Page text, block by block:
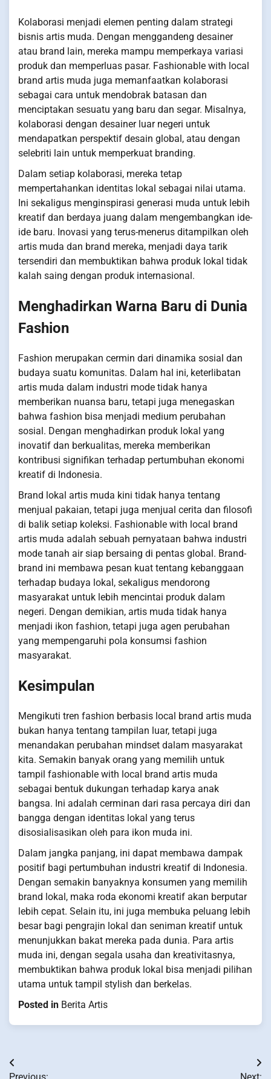
Kolaborasi menjadi elemen penting dalam strategi
bisnis artis muda. Dengan menggandeng desainer
atau brand lain, mereka mampu memperkaya variasi
produk dan memperluas pasar. Fashionable with local
brand artis muda juga memanfaatkan kolaborasi
sebagai cara untuk mendobrak batasan dan
menciptakan sesuatu yang baru dan segar. Misalnya,
kolaborasi dengan desainer luar negeri untuk
mendapatkan perspektif desain global, atau dengan
selebriti lain untuk memperkuat branding.
Dalam setiap kolaborasi, mereka tetap
mempertahankan identitas lokal sebagai nilai utama.
Ini sekaligus menginspirasi generasi muda untuk lebih
kreatif dan berdaya juang dalam mengembangkan ide-
ide baru. Inovasi yang terus-menerus ditampilkan oleh
artis muda dan brand mereka, menjadi daya tarik
tersendiri dan membuktikan bahwa produk lokal tidak
kalah saing dengan produk internasional.
Menghadirkan Warna Baru di Dunia
Fashion
Fashion merupakan cermin dari dinamika sosial dan
budaya suatu komunitas. Dalam hal ini, keterlibatan
artis muda dalam industri mode tidak hanya
memberikan nuansa baru, tetapi juga menegaskan
bahwa fashion bisa menjadi medium perubahan
sosial. Dengan menghadirkan produk lokal yang
inovatif dan berkualitas, mereka memberikan
kontribusi signifikan terhadap pertumbuhan ekonomi
kreatif di Indonesia.
Brand lokal artis muda kini tidak hanya tentang
menjual pakaian, tetapi juga menjual cerita dan filosofi
di balik setiap koleksi. Fashionable with local brand
artis muda adalah sebuah pernyataan bahwa industri
mode tanah air siap bersaing di pentas global. Brand-
brand ini membawa pesan kuat tentang kebanggaan
terhadap budaya lokal, sekaligus mendorong
masyarakat untuk lebih mencintai produk dalam
negeri. Dengan demikian, artis muda tidak hanya
menjadi ikon fashion, tetapi juga agen perubahan
yang mempengaruhi pola konsumsi fashion
masyarakat.
Kesimpulan
Mengikuti tren fashion berbasis local brand artis muda
bukan hanya tentang tampilan luar, tetapi juga
menandakan perubahan mindset dalam masyarakat
kita. Semakin banyak orang yang memilih untuk
tampil fashionable with local brand artis muda
sebagai bentuk dukungan terhadap karya anak
bangsa. Ini adalah cerminan dari rasa percaya diri dan
bangga dengan identitas lokal yang terus
disosialisasikan oleh para ikon muda ini.
Dalam jangka panjang, ini dapat membawa dampak
positif bagi pertumbuhan industri kreatif di Indonesia.
Dengan semakin banyaknya konsumen yang memilih
brand lokal, maka roda ekonomi kreatif akan berputar
lebih cepat. Selain itu, ini juga membuka peluang lebih
besar bagi pengrajin lokal dan seniman kreatif untuk
menunjukkan bakat mereka pada dunia. Para artis
muda ini, dengan segala usaha dan kreativitasnya,
membuktikan bahwa produk lokal bisa menjadi pilihan
utama untuk tampil stylish dan berkelas.
Posted in Berita Artis
Post